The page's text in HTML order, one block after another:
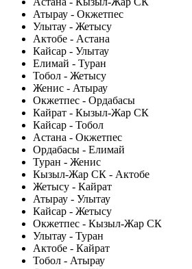
Атырау - Окжетпес
Улытау - Жетысу
Актобе - Астана
Кайсар - Улытау
Елимай - Туран
Тобол - Жетысу
Женис - Атырау
Окжетпес - Ордабасы
Кайрат - Кызыл-Жар СК
Кайсар - Тобол
Астана - Окжетпес
Ордабасы - Елимай
Туран - Женис
Кызыл-Жар СК - Актобе
Жетысу - Кайрат
Атырау - Улытау
Кайсар - Жетысу
Окжетпес - Кызыл-Жар СК
Улытау - Туран
Актобе - Кайрат
Тобол - Атырау